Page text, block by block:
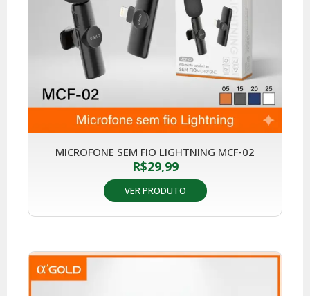
MICROFONE SEM FIO LIGHTNING MCF-02
R$29,99
VER PRODUTO